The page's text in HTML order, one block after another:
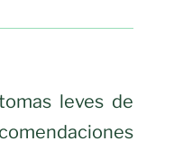
leves de